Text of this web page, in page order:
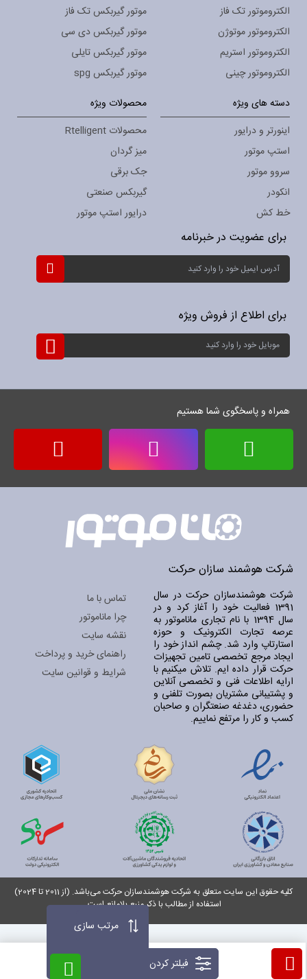
فیلتر کردن
مرتب سازی
الکتروموتور تک فاز
الکتروموتور موتوژن
الکتروموتور استریم
الکتروموتور چینی
موتور گیربکس تک فاز
موتور گیربکس دی سی
موتور گیربکس تایلی
موتور گیربکس spg
دسته های ویژه
اینورتر و درایور
استپ موتور
سروو موتور
انکودر
خط کش
محصولات ویژه
محصولات Rtelligent
میز گردان
جک برقی
گیربکس صنعتی
درایور استپ موتور
برای عضویت در خبرنامه
ثبت
برای
برای اطلاع از فروش ویژه
ثبت
برای
همراه و پاسخگوی شما هستیم
شرکت هوشمند سازان حرکت
شرکت هوشمندسازان حرکت در سال
1391 فعالیت خود را آغاز کرد و در
سال 1394 با نام تجاری ماناموتور به
عرصه تجارت الکترونیک و حوزه
استارتاپ وارد شد. چشم انداز خود را
ایجاد مرجع تخصصی تامین تجهیزات
حرکت قرار داده ایم. تلاش میکنیم با
ارایه اطلاعات فنی و تخصصی آنلاین
و پشتیبانی مشتریان بصورت تلفنی و
حضوری، دغدغه صنعتگران و صاحبان
کسب و کار را مرتفع نماییم.
تماس با ما
چرا ماناموتور
نقشه سایت
راهنمای خرید و پرداخت
شرایط و قوانین سایت
کلیه حقوق این سایت متعلق به شرکت هوشمندسازان حرکت می‌باشد. (از 2011 تا 2024)
استفاده از مطالب با ذکر منبع بلامانع است.